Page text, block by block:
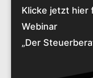
Klicke jetzt hier
Webinar
„Der